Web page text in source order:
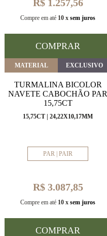
R$ 1.257,56
Compre em até 10 x sem juros
COMPRAR
MATERIAL EXCLUSIVO
TURMALINA BICOLOR
NAVETE CABOCHÃO PAR
15,75CT
15,75CT | 24,22X10,17MM
PAR | PAIR
R$ 3.087,85
Compre em até 10 x sem juros
COMPRAR